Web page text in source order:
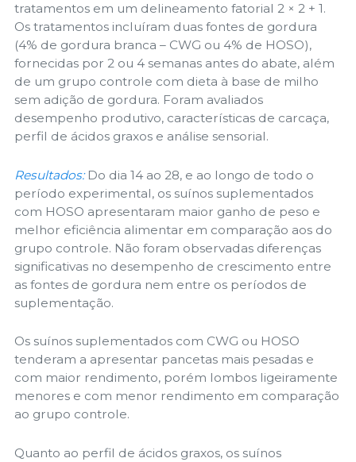
tratamentos em um delineamento fatorial 2 × 2 + 1.
Os tratamentos incluíram duas fontes de gordura
(4% de gordura branca – CWG ou 4% de HOSO),
fornecidas por 2 ou 4 semanas antes do abate, além
de um grupo controle com dieta à base de milho
sem adição de gordura. Foram avaliados
desempenho produtivo, características de carcaça,
perfil de ácidos graxos e análise sensorial.
Resultados: Do dia 14 ao 28, e ao longo de todo o
período experimental, os suínos suplementados
com HOSO apresentaram maior ganho de peso e
melhor eficiência alimentar em comparação aos do
grupo controle. Não foram observadas diferenças
significativas no desempenho de crescimento entre
as fontes de gordura nem entre os períodos de
suplementação.
Os suínos suplementados com CWG ou HOSO
tenderam a apresentar pancetas mais pesadas e
com maior rendimento, porém lombos ligeiramente
menores e com menor rendimento em comparação
ao grupo controle.
Quanto ao perfil de ácidos graxos, os suínos